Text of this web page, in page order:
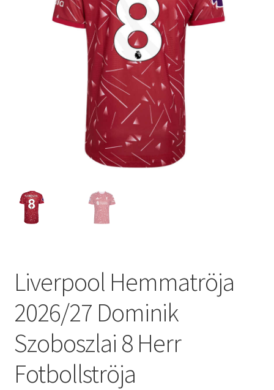
Mitt konto
Liverpool Hemmatröja
2026/27 Dominik
Szoboszlai 8 Herr
Fotbollströja